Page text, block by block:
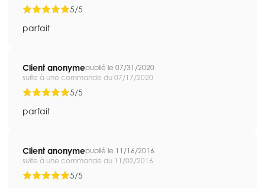
5/5
parfait
Client anonymepublié le 07/31/2020
suite à une commande du 07/17/2020
5/5
parfait
Client anonymepublié le 11/16/2016
suite à une commande du 11/02/2016
5/5